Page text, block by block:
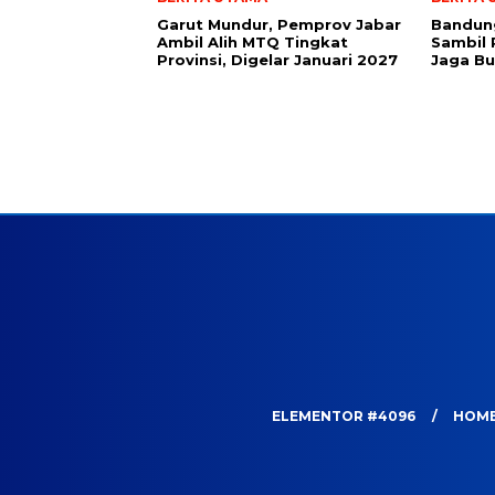
Garut Mundur, Pemprov Jabar
Ambil Alih MTQ Tingkat
Provinsi, Digelar Januari 2027
Sambil
Jaga
ELEMENTOR #4096